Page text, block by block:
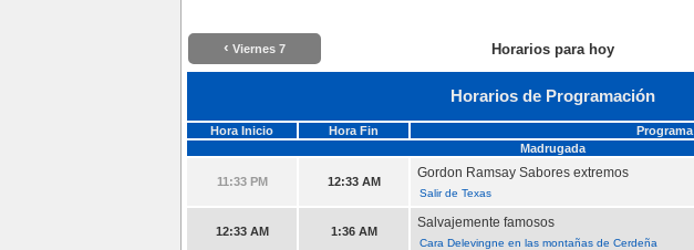
‹ Viernes 7 Horarios para hoy
Horarios de Programación
Hora Inicio Hora Fin
Programa
Madrugada
11:33 PM 12:33 AM
Gordon Ramsay Sabores extremos
Salir de Texas
12:33 AM 1:36 AM
Salvajemente famosos
Cara Delevingne en las montañas de Cerdeña